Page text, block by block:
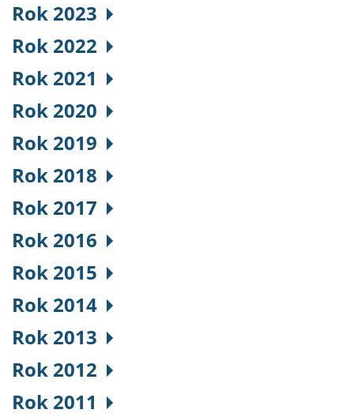
Rok 2023
Rok 2022
Rok 2021
Rok 2020
Rok 2019
Rok 2018
Rok 2017
Rok 2016
Rok 2015
Rok 2014
Rok 2013
Rok 2012
Rok 2011